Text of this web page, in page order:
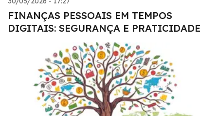
FINANÇAS PESSOAIS EM TEMPOS
DIGITAIS: SEGURANÇA E PRATICIDADE